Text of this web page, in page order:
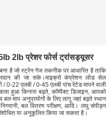
2lb प्रेशर फोर्स ट्रांसड्यूसर
है जो स्ट्रेन गेज तकनीक पर आधारित है ताकि
की जा सके।माइक्रो कंप्रेशन लोड सेल
22 एलबी / 0-45 एलबी पांच रेटेड मापने वाली
हुआ किनारा बढ़ते, कॉम्पैक्ट डिजाइन, आपको
माप अनुप्रयोगों के लिए लागू जहां बढ़ते स्थान
​​​​बल वितरण परीक्षण, आदि। लघु संपीड़न
या अनुकूलित किया जा सकता है।